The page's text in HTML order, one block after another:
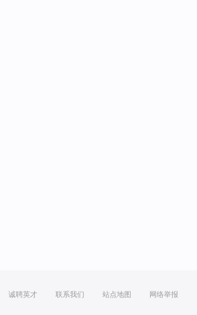
诚聘英才 联系我们 站点地图 网络举报